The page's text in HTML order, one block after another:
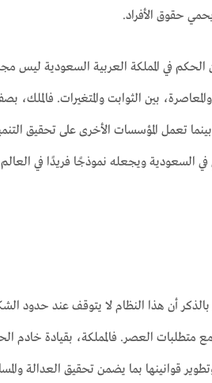
حقوق الأفراد.
الحكم في المملكة العربية السعودية
بين الثوابت والمتغيرات. فالملك،
بينما تعمل المؤسسات الأخرى على تحقيق
في السعودية ويجعله نموذجًا فريدًا في
أن هذا النظام لا يتوقف عند حدود
متطلبات العصر. فالمملكة، بقيادة خادم
قوانينها بما يضمن تحقيق العدالة